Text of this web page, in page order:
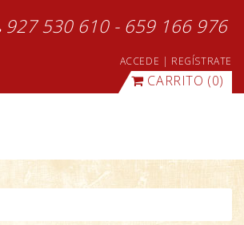
927 530 610 - 659 166 976
ACCEDE | REGÍSTRATE
CARRITO (0)